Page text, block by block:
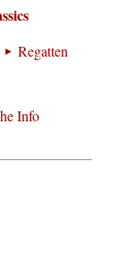
Regatten
Info